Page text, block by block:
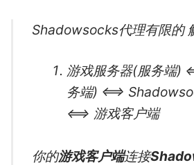
Shadowsocks代理有限的
游戏服务器(服务端)
务端) <==>
<==> 游戏客户端
你的游戏客户端连接